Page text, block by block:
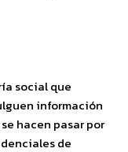
social que
información
hacen pasar por
de